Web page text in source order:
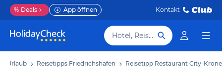
% Deals App öffnen Kontakt
Hotel, Reiseziel
Urlaub Reisetipps Friedrichshafen Reisetipp Restaurant City-Krone